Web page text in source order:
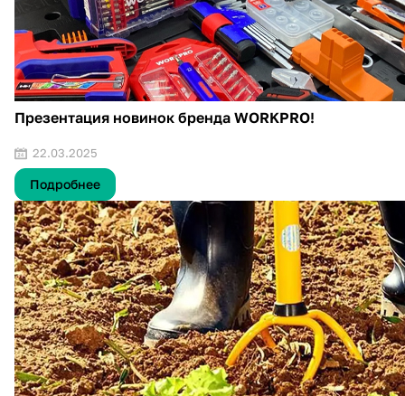
Презентация новинок бренда WORKPRO!
22.03.2025
Подробнее